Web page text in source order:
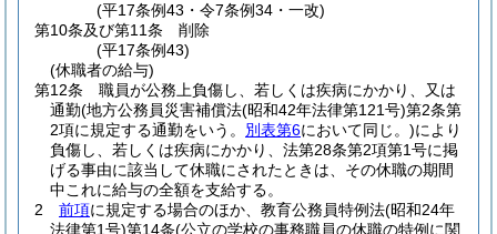
(平17条例43・令7条例34・一改)
第10条及び第11条
削除
(平17条例43)
(休職者の給与)
第12条
職員が公務上負傷し、若しくは疾病にかかり、又は
通勤(地方公務員災害補償法(昭和42年法律第121号)第2条第
2項に規定する通勤をいう。 別表第6において同じ。)により
負傷し、若しくは疾病にかかり、法第28条第2項第1号に掲
げる事由に該当して休職にされたときは、その休職の期間
中これに給与の全額を支給する。
2
前項に規定する場合のほか、教育公務員特例法(昭和24年
法律第1号)第14条(公立の学校の事務職員の休職の特例に関